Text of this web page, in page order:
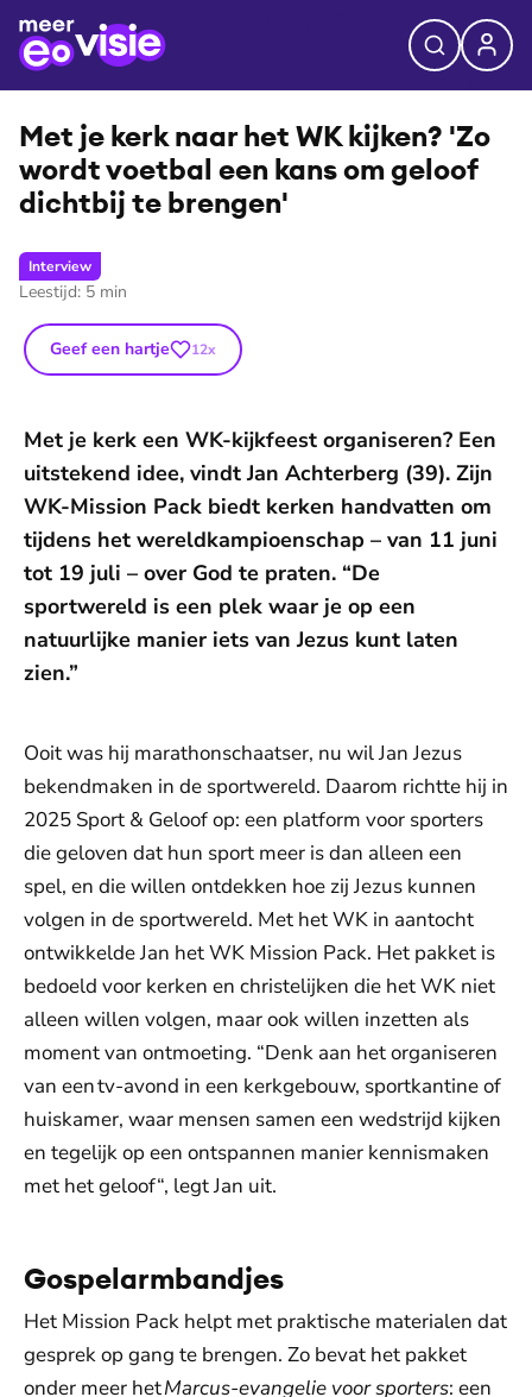
Met je kerk naar het WK kijken? 'Zo
wordt voetbal een kans om geloof
dichtbij te brengen'
Interview
Leestijd: 5 min
Geef een hartje 12x
Met je kerk een WK-kijkfeest organiseren? Een
uitstekend idee, vindt Jan Achterberg (39). Zijn
WK-Mission Pack biedt kerken handvatten om
tijdens het wereldkampioenschap – van 11 juni
tot 19 juli – over God te praten. “De
sportwereld is een plek waar je op een
natuurlijke manier iets van Jezus kunt laten
zien.”
Ooit was hij marathonschaatser, nu wil Jan Jezus
bekendmaken in de sportwereld. Daarom richtte hij in
2025 Sport & Geloof op: een platform voor sporters
die geloven dat hun sport meer is dan alleen een
spel, en die willen ontdekken hoe zij Jezus kunnen
volgen in de sportwereld. Met het WK in aantocht
ontwikkelde Jan het WK Mission Pack. Het pakket is
bedoeld voor kerken en christelijken die het WK niet
alleen willen volgen, maar ook willen inzetten als
moment van ontmoeting. “Denk aan het organiseren
van een tv-avond in een kerkgebouw, sportkantine of
huiskamer, waar mensen samen een wedstrijd kijken
en tegelijk op een ontspannen manier kennismaken
met het geloof“, legt Jan uit.
Gospelarmbandjes
Het Mission Pack helpt met praktische materialen dat
gesprek op gang te brengen. Zo bevat het pakket
onder meer hetMarcus-evangelie voor sporters: een